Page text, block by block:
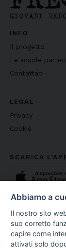
INFO
Il progetto
Le scuole
Contattaci
LEGAL
Privacy
Cookie
SCARICA
Copyright ©
Abbiamo a
Il nostro sito
suo corretto
capire come
attivati solo